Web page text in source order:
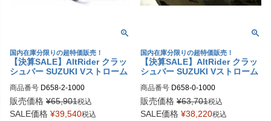
国内在庫分限りの超特価販売！
【決算SALE】AltRider クラッ
シュバー SUZUKI Vストローム
商品番号 D658-2-1000
販売価格 ¥65,901税込
SALE価格 ¥39,540税込
国内在庫分限りの超特価販売！
【決算SALE】AltRider クラッ
シュバー SUZUKI Vストローム
商品番号 D658-0-1000
販売価格 ¥63,701税込
SALE価格 ¥38,220税込